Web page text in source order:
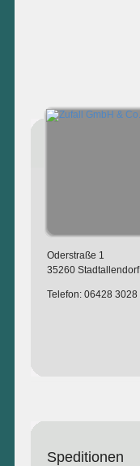
Oderstraße 1
35260 Stadtallendorf
Telefon: 06428 3028
Speditionen